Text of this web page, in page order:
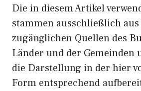
Die in diesem Artikel
stammen ausschließlich
zugänglichen Quellen des
Länder und der Gemeinden
die Darstellung in der hier
Form entsprechend